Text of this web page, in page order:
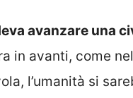
avanzare una
in avanti, come
l’umanità si